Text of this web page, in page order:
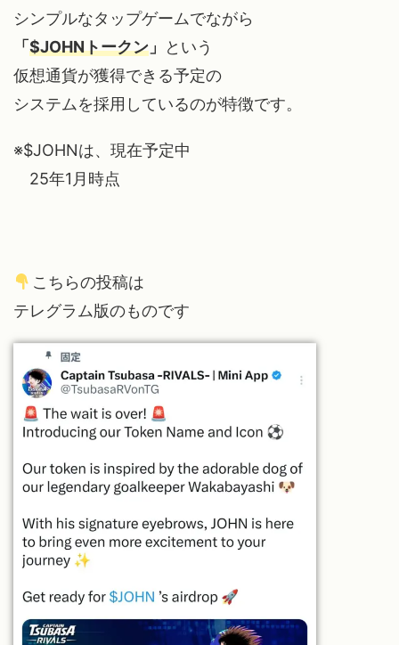
シンプルなタップゲームでながら
「 $JOHNトークン 」
という
仮想通貨が獲得できる予定の
システムを採用しているのが特徴です。
※$JOHNは、現在予定中
25年1月時点
こちらの投稿は
テレグラム版のものです